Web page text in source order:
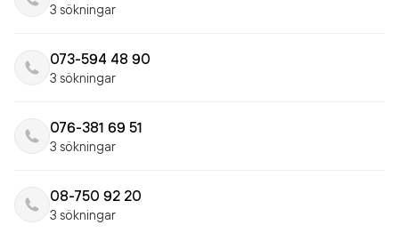
3 sökningar
073-594 48 90
3 sökningar
076-381 69 51
3 sökningar
08-750 92 20
3 sökningar